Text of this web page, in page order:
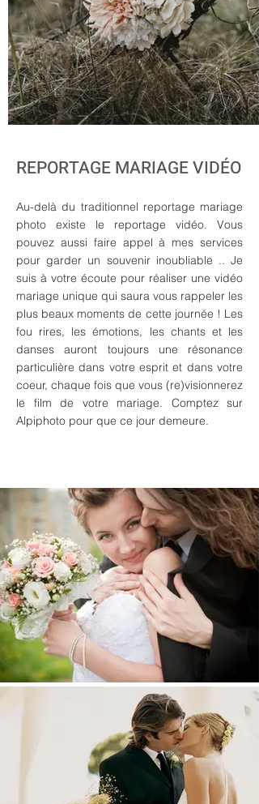
REPORTAGE MARIAGE VIDÉO
Au-delà du traditionnel reportage mariage
photo existe le reportage vidéo. Vous
pouvez aussi faire appel à mes services
pour garder un souvenir inoubliable .. Je
suis à votre écoute pour réaliser une vidéo
mariage unique qui saura vous rappeler les
plus beaux moments de cette journée ! Les
fou rires, les émotions, les chants et les
danses auront toujours une résonance
particulière dans votre esprit et dans votre
coeur, chaque fois que vous (re)visionnerez
le film de votre mariage. Comptez sur
Alpiphoto pour que ce jour demeure.